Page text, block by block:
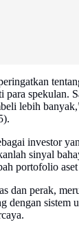
spekulan.
lebih
investor
sinyal
portofolio
dan perak,
dengan sistem